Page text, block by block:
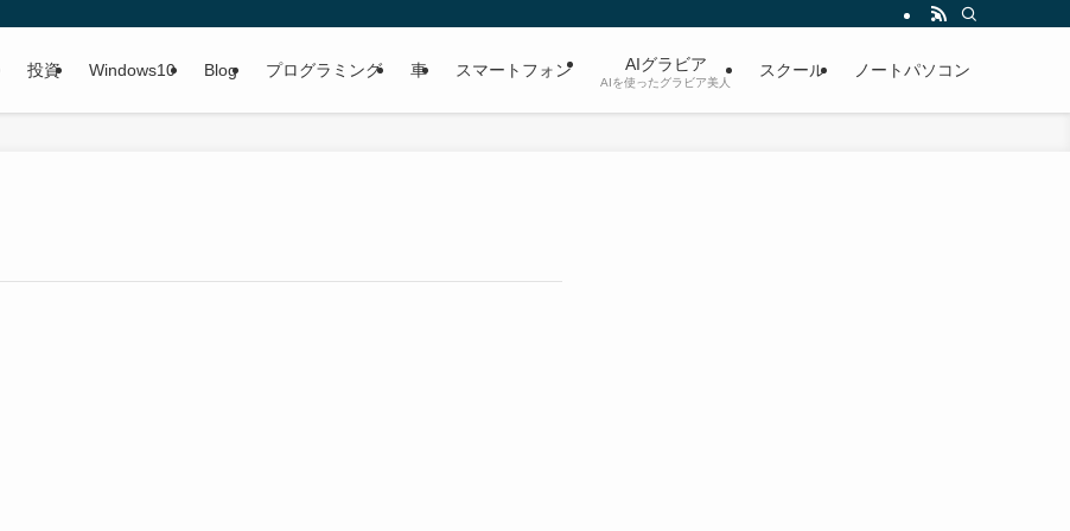
投資 Windows10 Blog プログラミング 車 スマートフォン AIグラビア
AIを使ったグラビア美人
スクール ノートパソコン